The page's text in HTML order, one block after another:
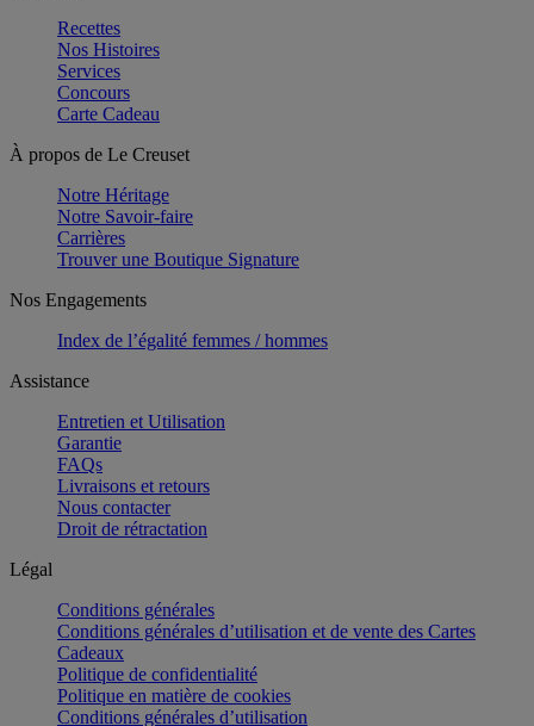
Recettes
Nos Histoires
Services
Concours
Carte Cadeau
À propos de Le Creuset
Notre Héritage
Notre Savoir-faire
Carrières
Trouver une Boutique Signature
Nos Engagements
Index de l’égalité femmes / hommes
Assistance
Entretien et Utilisation
Garantie
FAQs
Livraisons et retours
Nous contacter
Droit de rétractation
Légal
Conditions générales
Conditions générales d’utilisation et de vente des Cartes
Cadeaux
Politique de confidentialité
Politique en matière de cookies
Conditions générales d’utilisation